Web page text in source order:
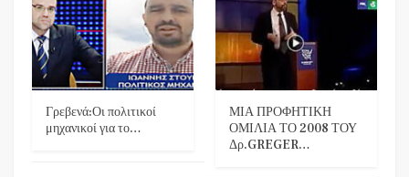
Γρεβενά:Οι πολιτικοί
μηχανικοί για το…
ΜΙΑ ΠΡΟΦΗΤΙΚΗ
ΟΜΙΛΙΑ ΤΟ 2008 ΤΟΥ
Δρ.GREGER…